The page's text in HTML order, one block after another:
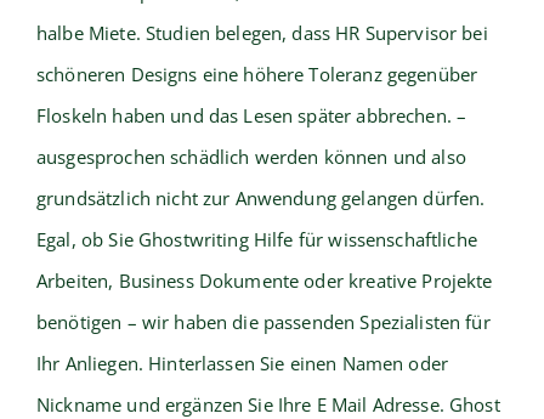
halbe Miete. Studien belegen, dass HR Supervisor bei
schöneren Designs eine höhere Toleranz gegenüber
Floskeln haben und das Lesen später abbrechen. –
ausgesprochen schädlich werden können und also
grundsätzlich nicht zur Anwendung gelangen dürfen.
Egal, ob Sie Ghostwriting Hilfe für wissenschaftliche
Arbeiten, Business Dokumente oder kreative Projekte
benötigen – wir haben die passenden Spezialisten für
Ihr Anliegen. Hinterlassen Sie einen Namen oder
Nickname und ergänzen Sie Ihre E Mail Adresse. Ghost